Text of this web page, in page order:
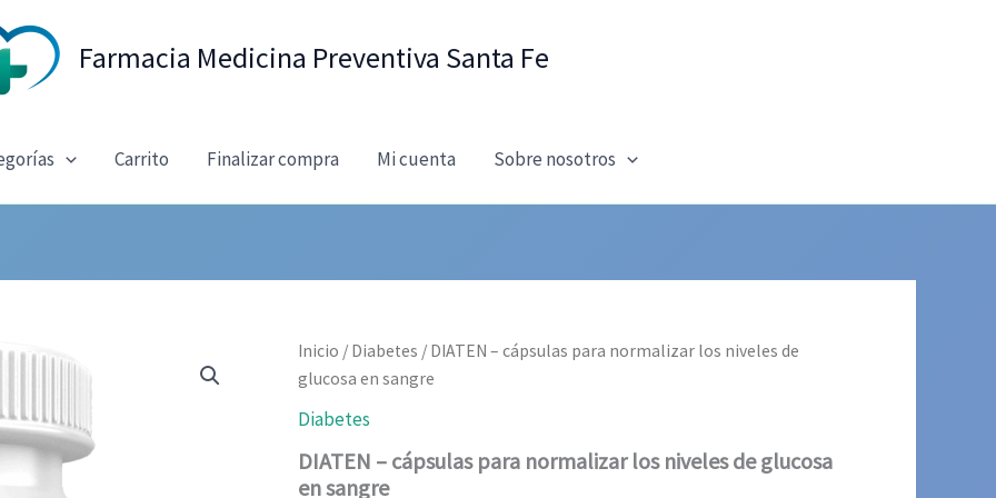
Farmacia Medicina Preventiva Santa Fe
Carrito Finalizar compra Mi cuenta Sobre nosotros
Inicio / Diabetes / DIATEN – cápsulas para normalizar los niveles de
glucosa en sangre
Diabetes
DIATEN – cápsulas para normalizar los niveles de glucosa
en sangre